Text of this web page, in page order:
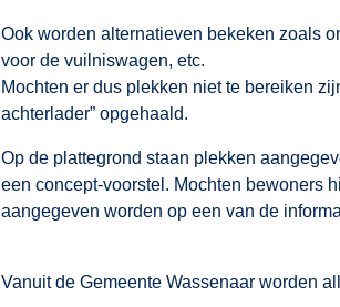
Ook worden alternatieven bekeken zoals
voor de vuilniswagen, etc.
Mochten er dus plekken niet te bereiken
achterlader” opgehaald.
Op de plattegrond staan plekken
een concept-voorstel. Mochten bewoners
aangegeven worden op een van de
Vanuit de Gemeente Wassenaar worden